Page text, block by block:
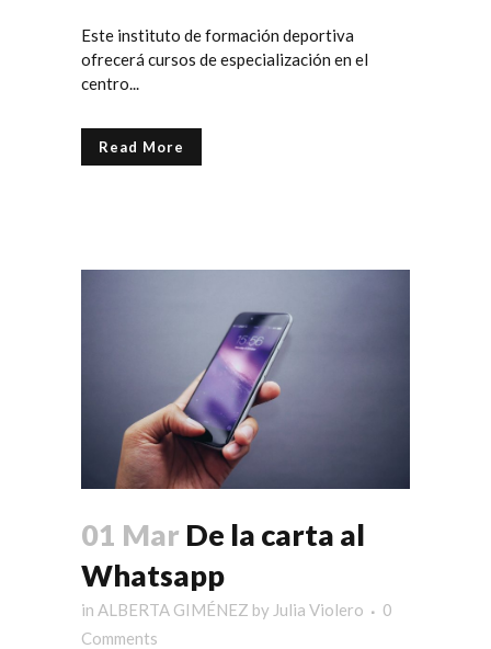
Este instituto de formación deportiva
ofrecerá cursos de especialización en el
centro...
Read More
01 Mar De la carta al
Whatsapp
in ALBERTA GIMÉNEZ by Julia Violero
0
Comments